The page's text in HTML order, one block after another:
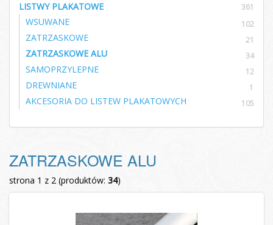
LISTWY PLAKATOWE
361
WSUWANE 102
ZATRZASKOWE 21
ZATRZASKOWE ALU 34
SAMOPRZYLEPNE 12
DREWNIANE 1
AKCESORIA DO LISTEW PLAKATOWYCH 105
ZATRZASKOWE ALU
strona 1 z 2 (produktów: 34)